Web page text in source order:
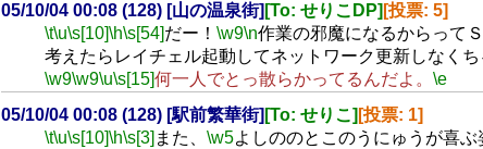
05/10/04 00:08 (128) [山の温泉街] [To: せりこDP] [投票: 5]
\t\u\s[10]\h\s[54]だー！ \w9\n作業の邪魔になるからって
考えたらレイチェル起動してネットワーク更新しなくち
\w9\w9\u\s[15]何一人でとっ散らかってるんだよ。 \e
05/10/04 00:08 (128) [駅前繁華街] [To: せりこ] [投票: 1]
\t\u\s[10]\h\s[3] また、 \w5よしののとこのうにゅうが喜ぶ